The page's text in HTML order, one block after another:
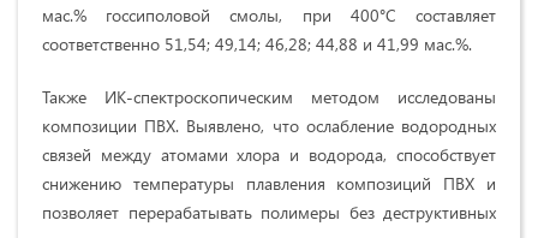
мас.% госсиполовой смолы, при 400°C составляет
соответственно 51,54; 49,14; 46,28; 44,88 и 41,99 мас.%.
Также ИК-спектроскопическим методом исследованы
композиции ПВХ. Выявлено, что ослабление водородных
связей между атомами хлора и водорода, способствует
снижению температуры плавления композиций ПВХ и
позволяет перерабатывать полимеры без деструктивных